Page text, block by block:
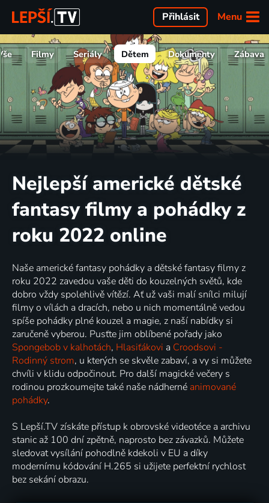
Menu
Přihlásit
Filmy Seriály Dětem Dokumenty Zábava
Nejlepší americké dětské
fantasy filmy a pohádky z
roku 2022 online
Naše americké fantasy pohádky a dětské fantasy filmy z
roku 2022 zavedou vaše děti do kouzelných světů, kde
dobro vždy spolehlivě vítězí. Ať už vaši malí snílci milují
filmy o vílách a dracích, nebo u nich momentálně vedou
spíše pohádky plné kouzel a magie, z naší nabídky si
zaručeně vyberou. Pusťte jim oblíbené pořady jako
Spongebob v kalhotách, Hlasiťákovi a Croodsovi -
Rodinný strom, u kterých se skvěle zabaví, a vy si můžete
chvíli v klidu odpočinout. Pro další magické večery s
rodinou prozkoumejte také naše nádherné animované
pohádky.
S Lepší.TV získáte přístup k obrovské videotéce a archivu
stanic až 100 dní zpětně, naprosto bez závazků. Můžete
sledovat vysílání pohodlně kdekoli v EU a díky
modernímu kódování H.265 si užijete perfektní rychlost
bez sekání obrazu.